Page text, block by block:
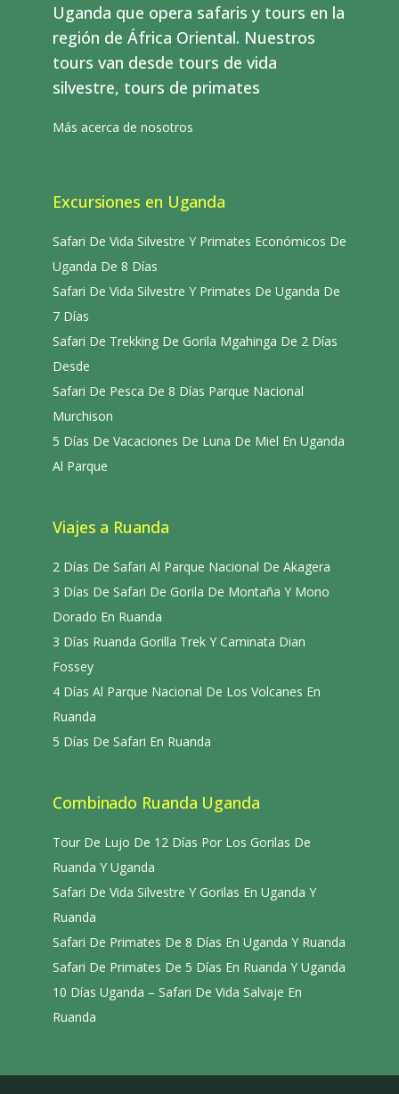
Uganda que opera safaris y tours en la
región de África Oriental. Nuestros
tours van desde tours de vida
silvestre, tours de primates
Más acerca de nosotros
Excursiones en Uganda
Safari De Vida Silvestre Y Primates Económicos De
Uganda De 8 Días
Safari De Vida Silvestre Y Primates De Uganda De
7 Días
Safari De Trekking De Gorila Mgahinga De 2 Días
Desde
Safari De Pesca De 8 Días Parque Nacional
Murchison
5 Días De Vacaciones De Luna De Miel En Uganda
Al Parque
Viajes a Ruanda
2 Días De Safari Al Parque Nacional De Akagera
3 Días De Safari De Gorila De Montaña Y Mono
Dorado En Ruanda
3 Días Ruanda Gorilla Trek Y Caminata Dian
Fossey
4 Días Al Parque Nacional De Los Volcanes En
Ruanda
5 Días De Safari En Ruanda
Combinado Ruanda Uganda
Tour De Lujo De 12 Días Por Los Gorilas De
Ruanda Y Uganda
Safari De Vida Silvestre Y Gorilas En Uganda Y
Ruanda
Safari De Primates De 8 Días En Uganda Y Ruanda
Safari De Primates De 5 Días En Ruanda Y Uganda
10 Días Uganda – Safari De Vida Salvaje En
Ruanda